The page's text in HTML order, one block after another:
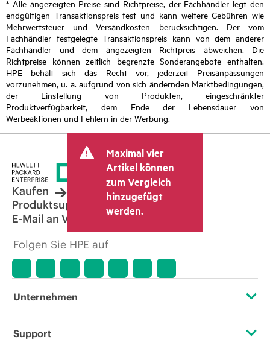
* Alle angezeigten Preise sind Richtpreise, der Fachhändler legt den
endgültigen Transaktionspreis fest und kann weitere Gebühren wie
Mehrwertsteuer und Versandkosten berücksichtigen. Der vom
Fachhändler festgelegte Transaktionspreis kann von dem anderer
Fachhändler und dem angezeigten Richtpreis abweichen. Die
Richtpreise können zeitlich begrenzte Sonderangebote enthalten.
HPE behält sich das Recht vor, jederzeit Preisanpassungen
vorzunehmen, u. a. aufgrund von sich ändernden Marktbedingungen,
der Einstellung von Produkten, eingeschränkter
Produktverfügbarkeit, dem Ende der Lebensdauer von
Werbeaktionen und Fehlern in der Werbung.
Maximal vier
Artikel können
zum Vergleich
hinzugefügt
werden.
Kaufen
Produktsupport
E-Mail an Vertrieb
Folgen Sie HPE auf
Unternehmen
Über HPE
Support